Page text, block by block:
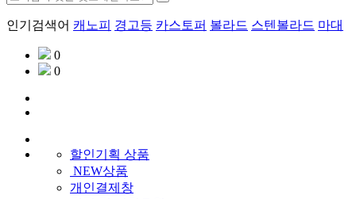
인기검색어 캐노피 경고등 카스토퍼 볼라드 스텐볼라드 마대
0
0
할인기획 상품
NEW상품
개인결제창